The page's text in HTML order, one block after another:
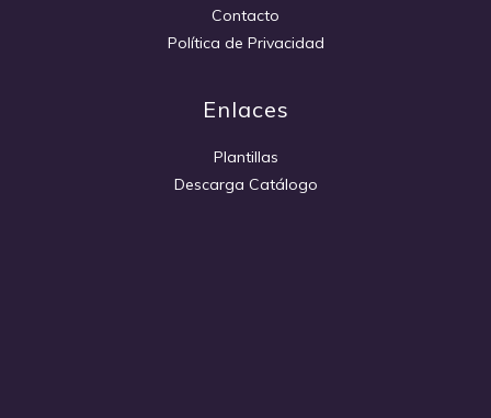
Contacto
Política de Privacidad
Enlaces
Plantillas
Descarga Catálogo